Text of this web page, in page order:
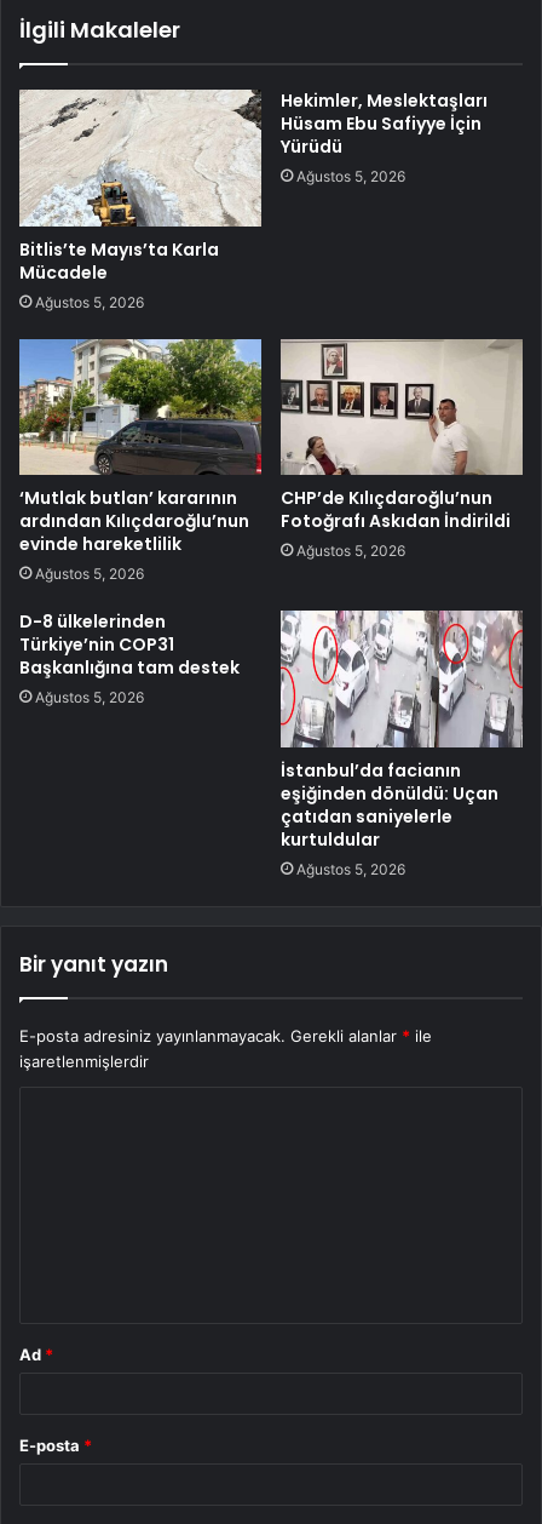
İlgili Makaleler
Bitlis’te Mayıs’ta Karla
Mücadele
Ağustos 5, 2026
Hekimler, Meslektaşları
Hüsam Ebu Safiyye İçin
Yürüdü
Ağustos 5, 2026
‘Mutlak butlan’ kararının
ardından Kılıçdaroğlu’nun
evinde hareketlilik
Ağustos 5, 2026
CHP’de Kılıçdaroğlu’nun
Fotoğrafı Askıdan İndirildi
Ağustos 5, 2026
D-8 ülkelerinden
Türkiye’nin COP31
Başkanlığına tam destek
Ağustos 5, 2026
İstanbul’da facianın
eşiğinden dönüldü: Uçan
çatıdan saniyelerle
kurtuldular
Ağustos 5, 2026
Bir yanıt yazın
E-posta adresiniz yayınlanmayacak. Gerekli alanlar * ile
işaretlenmişlerdir
Ad *
E-posta *